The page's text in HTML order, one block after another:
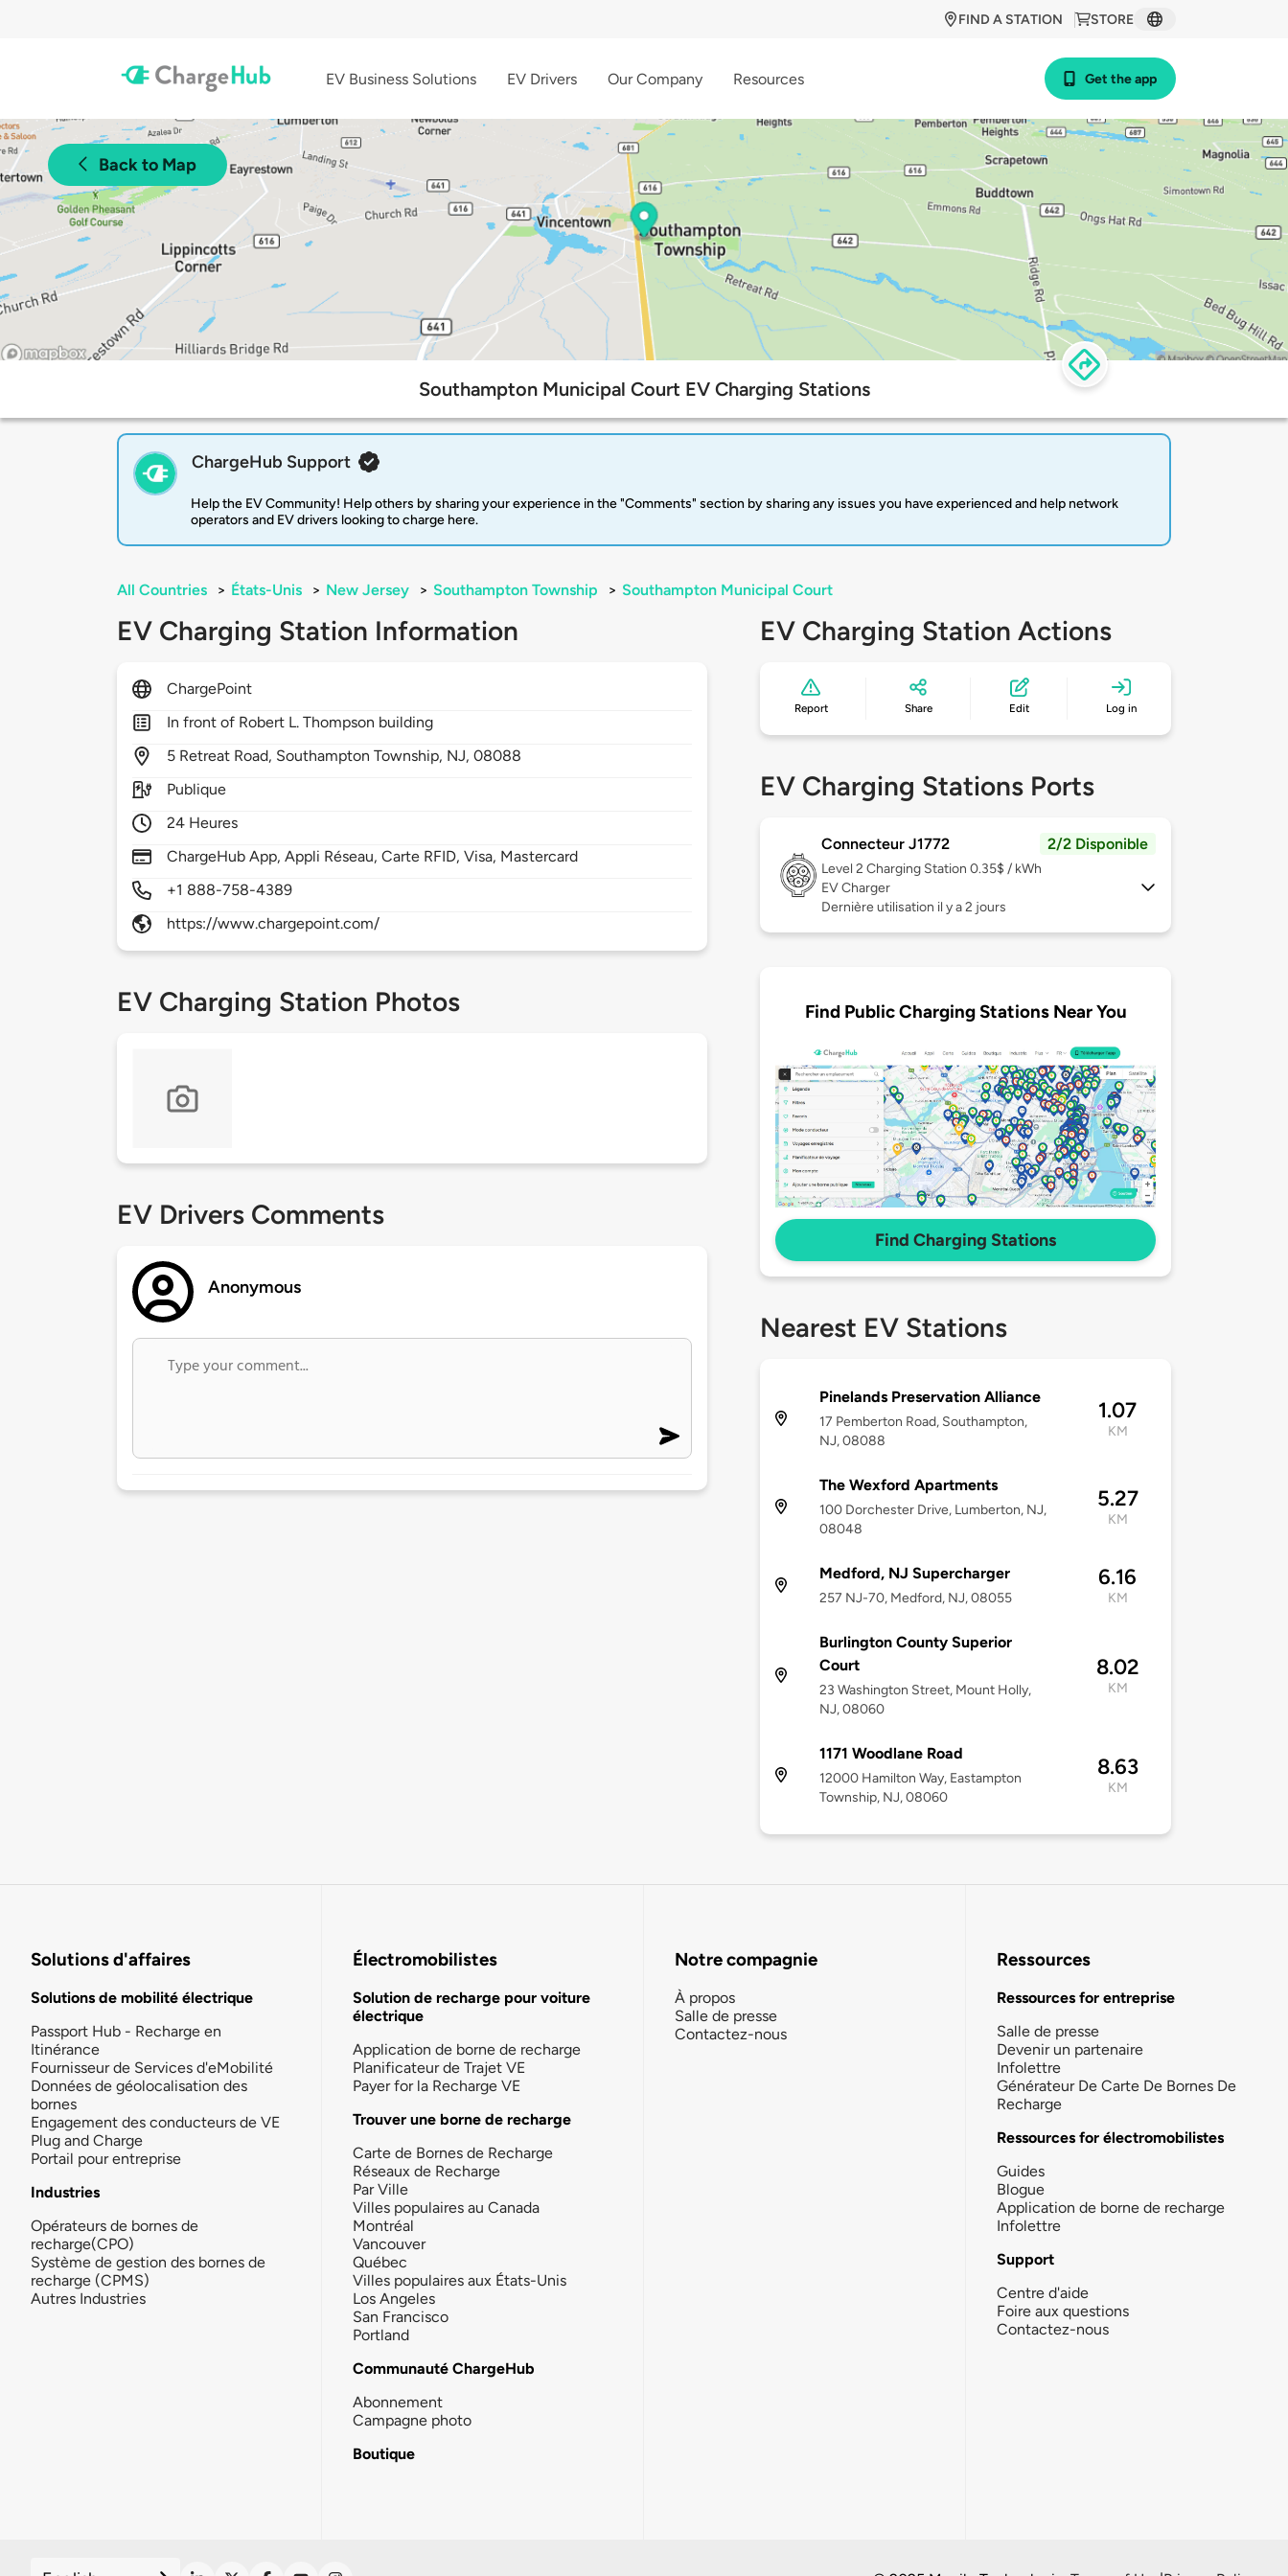
STORE
FIND A STATION
EV Business Solutions EV Drivers Our Company Resources Get the app
Back to Map
Southampton Municipal Court EV Charging Stations
ChargeHub Support
Help the EV Community! Help others by sharing your experience in the "Comments" section by sharing any issues you have experienced and help network
operators and EV drivers looking to charge here.
All Countries > États-Unis > New Jersey > Southampton Township > Southampton Municipal Court
EV Charging Station Information
ChargePoint
In front of Robert L. Thompson building
5 Retreat Road, Southampton Township, NJ,08088
Publique
24 Heures
ChargeHub App, Appli Réseau, Carte RFID, Visa, Mastercard
+1 888-758-4389
https://www.chargepoint.com/
EV Charging Station Photos
EV Drivers Comments
Anonymous
EV Charging Station Actions
Report Share Edit Log in
EV Charging Stations Ports
Connecteur J1772 2/2 Disponible
Level 2 Charging Station 0.35$ / kWh
EV Charger
Dernière utilisation il y a 2 jours
Find Public Charging Stations Near You
Find Charging Stations
Nearest EV Stations
Pinelands Preservation Alliance
17 Pemberton Road, Southampton,
NJ, 08088
1.07
KM
The Wexford Apartments
100 Dorchester Drive, Lumberton, NJ,
08048
5.27
KM
Medford, NJ Supercharger
257 NJ-70, Medford, NJ, 08055
6.16
KM
Burlington County Superior
Court
23 Washington Street, Mount Holly,
NJ, 08060
8.02
KM
1171 Woodlane Road
12000 Hamilton Way, Eastampton
Township, NJ, 08060
8.63
KM
Solutions d'affaires
Solutions de mobilité électrique
Passport Hub - Recharge en
Itinérance
Fournisseur de Services d'eMobilité
Données de géolocalisation des
bornes
Engagement des conducteurs de VE
Plug and Charge
Portail pour entreprise
Industries
Opérateurs de bornes de
recharge(CPO)
Système de gestion des bornes de
recharge (CPMS)
Autres Industries
Électromobilistes
Solution de recharge pour voiture
électrique
Application de borne de recharge
Planificateur de Trajet VE
Payer for la Recharge VE
Trouver une borne de recharge
Carte de Bornes de Recharge
Réseaux de Recharge
Par Ville
Villes populaires au Canada
Montréal
Vancouver
Québec
Villes populaires aux États-Unis
Los Angeles
San Francisco
Portland
Communauté ChargeHub
Abonnement
Campagne photo
Boutique
Notre compagnie
À propos
Salle de presse
Contactez-nous
Ressources
Ressources for entreprise
Salle de presse
Devenir un partenaire
Infolettre
Générateur De Carte De Bornes De
Recharge
Ressources for électromobilistes
Guides
Blogue
Application de borne de recharge
Infolettre
Support
Centre d'aide
Foire aux questions
Contactez-nous